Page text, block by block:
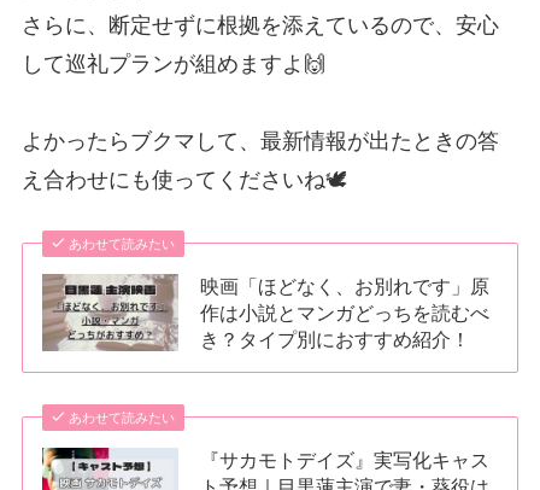
さらに、断定せずに根拠を添えているので、安心
して巡礼プランが組めますよ🙌
よかったらブクマして、最新情報が出たときの答
え合わせにも使ってくださいね🕊️
あわせて読みたい
映画「ほどなく、お別れです」原
作は小説とマンガどっちを読むべ
き？タイプ別におすすめ紹介！
あわせて読みたい
『サカモトデイズ』実写化キャス